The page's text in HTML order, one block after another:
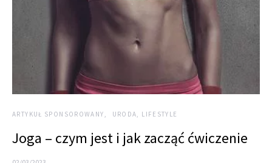
ARTYKUŁ SPONSOROWANY URODA, LIFESTYLE
Joga – czym jest i jak zacząć ćwiczenie